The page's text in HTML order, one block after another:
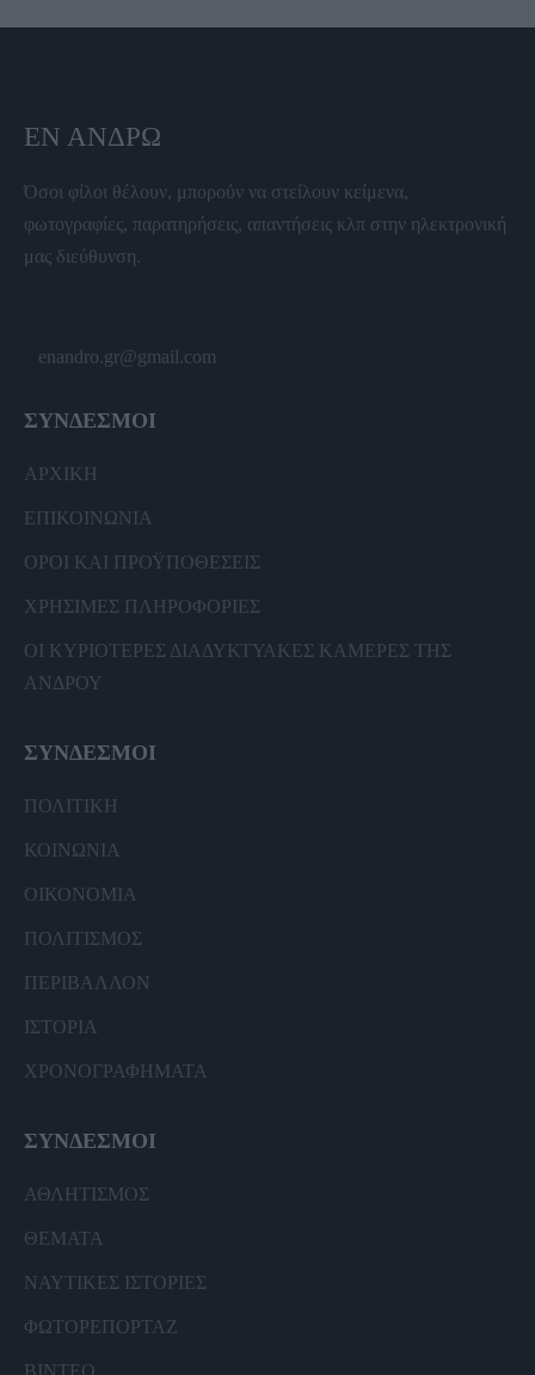
ΕΝ ΆΝΔΡΩ
Όσοι φίλοι θέλουν, μπορούν να στείλουν κείμενα,
φωτογραφίες, παρατηρήσεις, απαντήσεις κλπ στην ηλεκτρονική
μας διεύθυνση.
enandro.gr@gmail.com
ΣΥΝΔΕΣΜΟΙ
ΑΡΧΙΚΗ
ΕΠΙΚΟΙΝΩΝΙΑ
ΟΡΟΙ ΚΑΙ ΠΡΟΫΠΟΘΕΣΕΙΣ
ΧΡΗΣΙΜΕΣ ΠΛΗΡΟΦΟΡΙΕΣ
ΟΙ ΚΥΡΙΟΤΕΡΕΣ ΔΙΑΔΥΚΤΥΑΚΕΣ ΚΑΜΕΡΕΣ ΤΗΣ
ΑΝΔΡΟΥ
ΣΥΝΔΕΣΜΟΙ
ΠΟΛΙΤΙΚΗ
ΚΟΙΝΩΝΙΑ
ΟΙΚΟΝΟΜΙΑ
ΠΟΛΙΤΙΣΜΟΣ
ΠΕΡΙΒΑΛΛΟΝ
ΙΣΤΟΡΙΑ
ΧΡΟΝΟΓΡΑΦΗΜΑΤΑ
ΣΥΝΔΕΣΜΟΙ
ΑΘΛΗΤΙΣΜΟΣ
ΘΕΜΑΤΑ
ΝΑΥΤΙΚΕΣ ΙΣΤΟΡΙΕΣ
ΦΩΤΟΡΕΠΟΡΤΑΖ
ΒΙΝΤΕΟ